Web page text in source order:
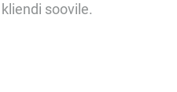
soovile.